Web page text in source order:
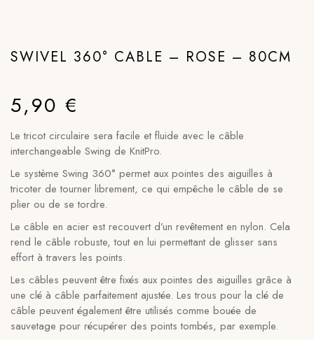
SWIVEL 360° CABLE – ROSE – 80CM
5,90 €
Le tricot circulaire sera facile et fluide avec le câble
interchangeable Swing de KnitPro.
Le système Swing 360° permet aux pointes des aiguilles à
tricoter de tourner librement, ce qui empêche le câble de se
plier ou de se tordre.
Le câble en acier est recouvert d’un revêtement en nylon. Cela
rend le câble robuste, tout en lui permettant de glisser sans
effort à travers les points.
Les câbles peuvent être fixés aux pointes des aiguilles grâce à
une clé à câble parfaitement ajustée. Les trous pour la clé de
câble peuvent également être utilisés comme bouée de
sauvetage pour récupérer des points tombés, par exemple.